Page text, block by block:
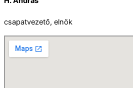
csapatvezető, elnök